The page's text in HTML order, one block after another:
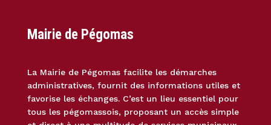
Mairie de Pégomas
La Mairie de Pégomas facilite les démarches
administratives, fournit des informations utiles et
favorise les échanges. C’est un lieu essentiel pour
tous les pégomassois, proposant un accès simple